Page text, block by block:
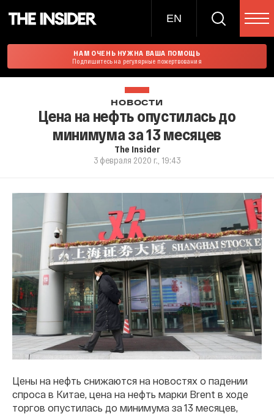
EN
НАМ ОЧЕНЬ НУЖНА ВАША ПОМОЩЬ
Подпишитесь на регулярные пожертвования
НОВОСТИ
Цена на нефть опустилась до
минимума за 13 месяцев
The Insider
3 февраля 2020 г., 19:43
Цены на нефть снижаются на новостях о падении
спроса в Китае, цена на нефть марки Brent в ходе
торгов опустилась до минимума за 13 месяцев,